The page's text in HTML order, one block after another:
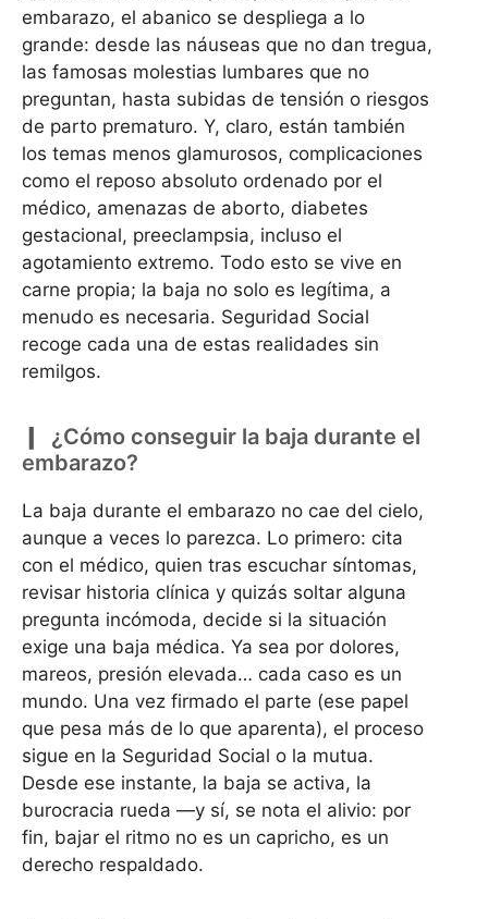
embarazo, el abanico se despliega a lo
grande: desde las náuseas que no dan tregua,
las famosas molestias lumbares que no
preguntan, hasta subidas de tensión o riesgos
de parto prematuro. Y, claro, están también
los temas menos glamurosos, complicaciones
como el reposo absoluto ordenado por el
médico, amenazas de aborto, diabetes
gestacional, preeclampsia, incluso el
agotamiento extremo. Todo esto se vive en
carne propia; la baja no solo es legítima, a
menudo es necesaria. Seguridad Social
recoge cada una de estas realidades sin
remilgos.
¿Cómo conseguir la baja durante el
embarazo?
La baja durante el embarazo no cae del cielo,
aunque a veces lo parezca. Lo primero: cita
con el médico, quien tras escuchar síntomas,
revisar historia clínica y quizás soltar alguna
pregunta incómoda, decide si la situación
exige una baja médica. Ya sea por dolores,
mareos, presión elevada… cada caso es un
mundo. Una vez firmado el parte (ese papel
que pesa más de lo que aparenta), el proceso
sigue en la Seguridad Social o la mutua.
Desde ese instante, la baja se activa, la
burocracia rueda —y sí, se nota el alivio: por
fin, bajar el ritmo no es un capricho, es un
derecho respaldado.